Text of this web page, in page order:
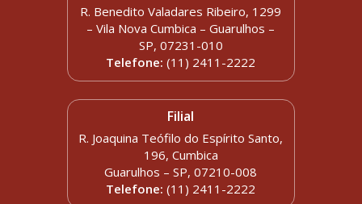
R. Benedito Valadares Ribeiro, 1299
– Vila Nova Cumbica – Guarulhos –
SP, 07231-010
Telefone:(11) 2411-2222
Filial
R. Joaquina Teófilo do Espírito Santo,
196, Cumbica
Guarulhos – SP, 07210-008
Telefone: (11) 2411-2222